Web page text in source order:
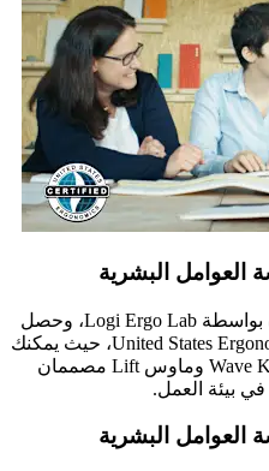
البشرية
منتج تم تصميمه وتطويره واختباره بواسطة Logi Ergo Lab، وحصل
على ختم الاعتماد من شركة United States Ergonomics، حيث يمكنك
الاطمئنان إلى أن لوحة مفاتيح Wave Keys وماوس Lift مصممان
في بيئة العمل.
البشرية